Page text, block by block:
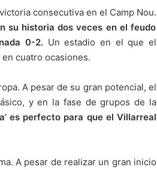
consecutiva en el Camp Nou.
su historia dos veces en el feudo
0-2.Un estadio en el que el
cuatro ocasiones.
A pesar de su gran potencial, el
y en la fase de grupos de la
es perfecto para que el Villarreal
A pesar de realizar un gran inicio